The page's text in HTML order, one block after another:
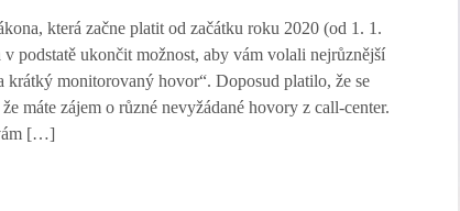
která začne platit od začátku roku 2020 (od 1. 1.
podstatě ukončit možnost, aby vám volali nejrůznější
krátký monitorovaný hovor“. Doposud platilo, že se
máte zájem o různé nevyžádané hovory z call-center.
[…]